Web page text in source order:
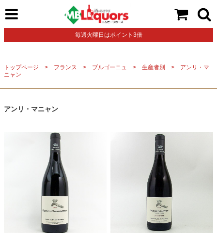
毎週火曜日はポイント3倍
トップページ フランス ブルゴーニュ 生産者別
アンリ・マ
ニャン
アンリ・マニャン